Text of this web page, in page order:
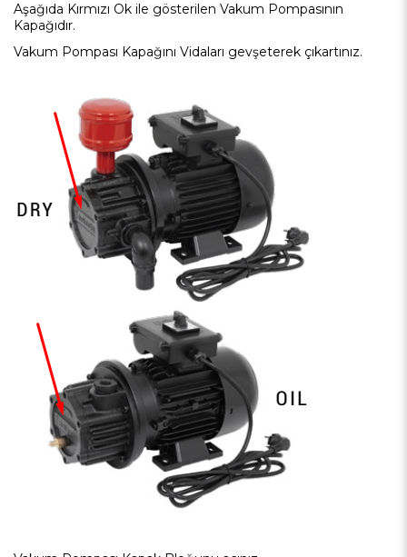
Aşağıda Kırmızı Ok ile gösterilen Vakum Pompasının
Kapağıdır.
Vakum Pompası Kapağını Vidaları gevşeterek çıkartınız.